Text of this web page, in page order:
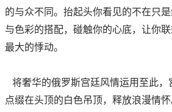
的与众不同。抬起头你看见的不在只
与色彩的搭配，碰触你的心底，让你
最大的悸动。
将奢华的俄罗斯宫廷风情运用至此，
点缀在头顶的白色吊顶，释放浪漫情